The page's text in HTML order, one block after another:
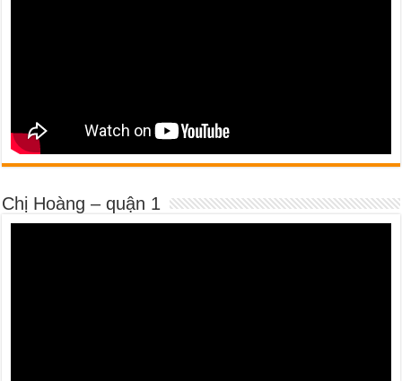
Chị Hoàng – quận 1